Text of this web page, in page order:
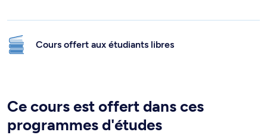
Cours offert aux étudiants libres
Ce cours est offert dans ces
programmes d'études